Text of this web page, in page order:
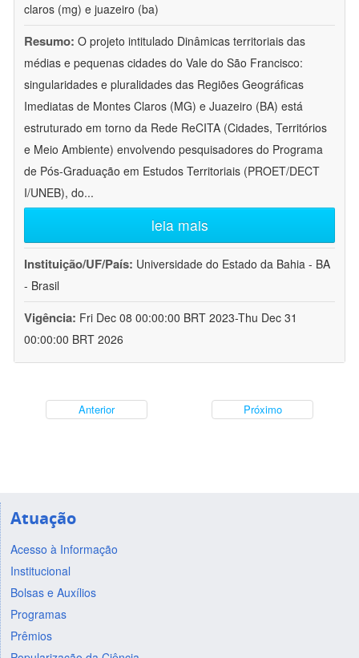
claros (mg) e juazeiro (ba)
Resumo: O projeto intitulado Dinâmicas territoriais das
médias e pequenas cidades do Vale do São Francisco:
singularidades e pluralidades das Regiões Geográficas
Imediatas de Montes Claros (MG) e Juazeiro (BA) está
estruturado em torno da Rede ReCITA (Cidades, Territórios
e Meio Ambiente) envolvendo pesquisadores do Programa
de Pós-Graduação em Estudos Territoriais (PROET/DECT
I/UNEB), do...
leia mais
Instituição/UF/País: Universidade do Estado da Bahia - BA
- Brasil
Vigência: Fri Dec 08 00:00:00 BRT 2023-Thu Dec 31
00:00:00 BRT 2026
Anterior Próximo
Atuação
Acesso à Informação
Institucional
Bolsas e Auxílios
Programas
Prêmios